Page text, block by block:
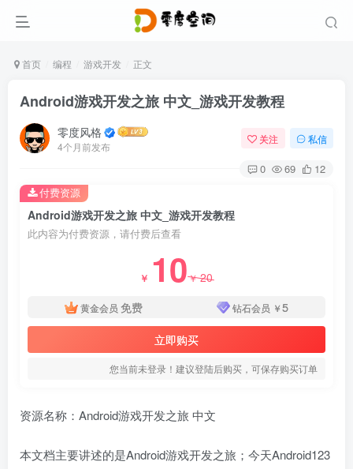
首页 编程 游戏开发 正文
Android游戏开发之旅 中文_游戏开发教程
零度风格
4个月前发布
关注 私信
0 69 12
Android游戏开发之旅 中文_游戏开发教程
此内容为付费资源，请付费后查看
￥ 10￥20
黄金会员 免费 钻石会员 ￥5
立即购买
您当前未登录！建议登陆后购买，可保存购买订单
付费资源
资源名称：Android游戏开发之旅 中文
本文档主要讲述的是Android游戏开发之旅；今天Android123